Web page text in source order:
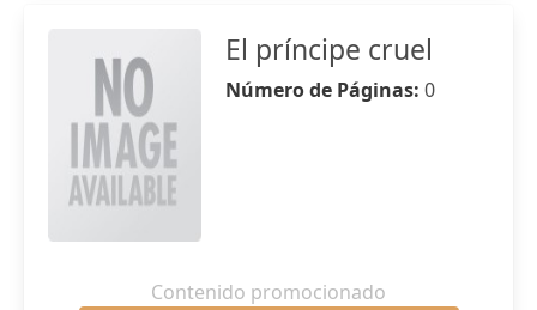
El príncipe cruel
Número de Páginas: 0
Contenido promocionado